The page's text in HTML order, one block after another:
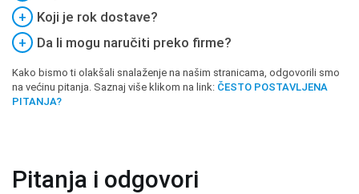
+
Koji je rok dostave?
+
Da li mogu naručiti preko firme?
Kako bismo ti olakšali snalaženje na našim stranicama, odgovorili smo
na većinu pitanja. Saznaj više klikom na link: ČESTO POSTAVLJENA
PITANJA?
Pitanja i odgovori